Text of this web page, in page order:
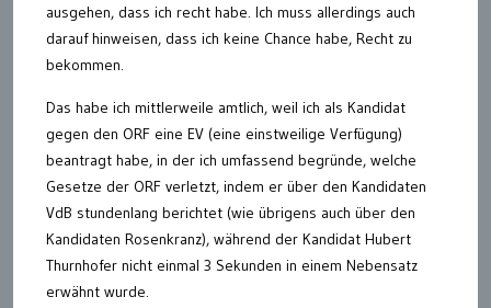
ausgehen, dass ich recht habe. Ich muss allerdings auch
darauf hinweisen, dass ich keine Chance habe, Recht zu
bekommen.
Das habe ich mittlerweile amtlich, weil ich als Kandidat
gegen den ORF eine EV (eine einstweilige Verfügung)
beantragt habe, in der ich umfassend begründe, welche
Gesetze der ORF verletzt, indem er über den Kandidaten
VdB stundenlang berichtet (wie übrigens auch über den
Kandidaten Rosenkranz), während der Kandidat Hubert
Thurnhofer nicht einmal 3 Sekunden in einem Nebensatz
erwähnt wurde.